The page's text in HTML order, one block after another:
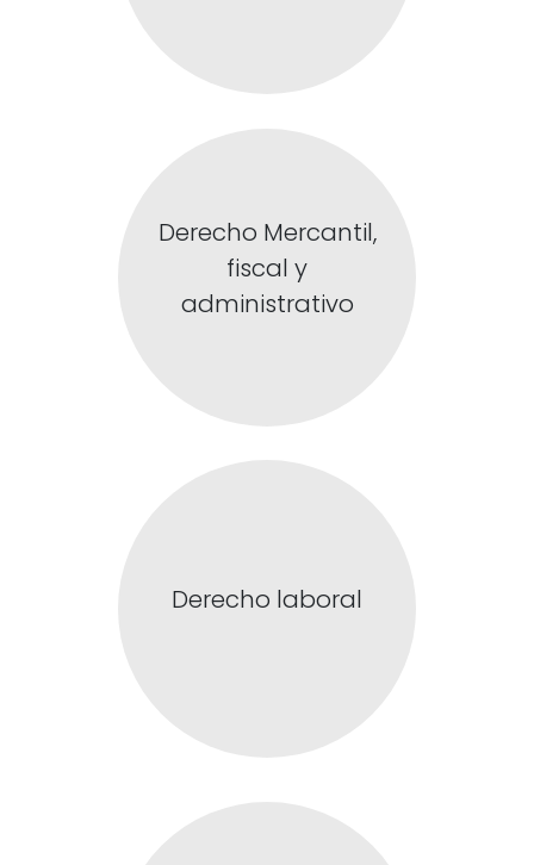
Derecho Mercantil,
fiscal y
administrativo
Derecho laboral